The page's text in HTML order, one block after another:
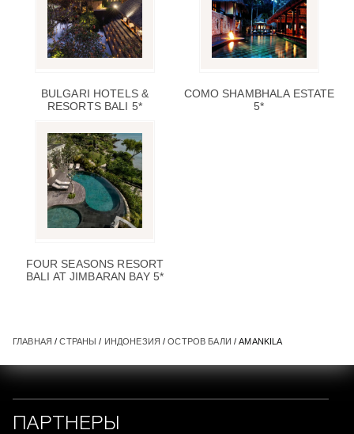
BULGARI HOTELS &
RESORTS BALI 5*
COMO SHAMBHALA ESTATE
5*
FOUR SEASONS RESORT
BALI AT JIMBARAN BAY 5*
ГЛАВНАЯ /СТРАНЫ / ИНДОНЕЗИЯ /ОСТРОВ БАЛИ / AMANKILA
ПАРТНЕРЫ